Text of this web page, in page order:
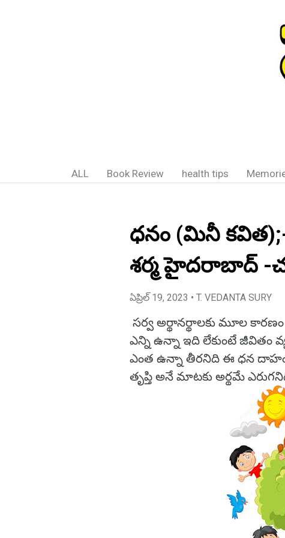
ALL Book Review health tips
ధనం (మినీ
శర్మ హైదరాబాద్ -
ఏప్రిల్ 19, 2023 • T. VEDANTA SURY
సర్వ అర్థానర్థాలకు మూల కారణం
ఎన్ని ఉన్నా ఇది లేకుంటే జీవితం
ఎంత ఉన్నా తీరనిది ఈ ధన
తృప్తి అనే మాటకు అర్థమే